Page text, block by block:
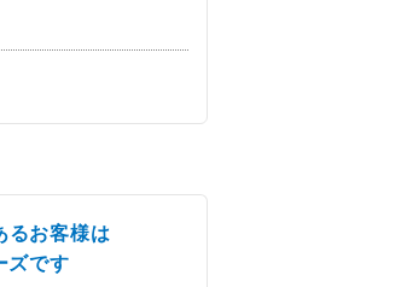
るお客様は
ズです